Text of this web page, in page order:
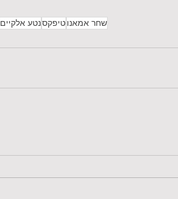
שחר אמאנוטיפקסנטע אלקיים